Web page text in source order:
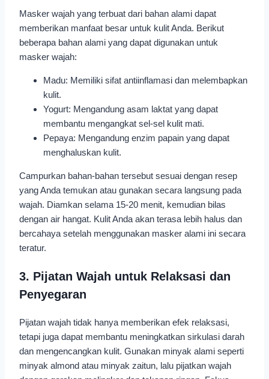
Masker wajah yang terbuat dari bahan alami dapat
memberikan manfaat besar untuk kulit Anda. Berikut
beberapa bahan alami yang dapat digunakan untuk
masker wajah:
Madu: Memiliki sifat antiinflamasi dan melembapkan
kulit.
Yogurt: Mengandung asam laktat yang dapat
membantu mengangkat sel-sel kulit mati.
Pepaya: Mengandung enzim papain yang dapat
menghaluskan kulit.
Campurkan bahan-bahan tersebut sesuai dengan resep
yang Anda temukan atau gunakan secara langsung pada
wajah. Diamkan selama 15-20 menit, kemudian bilas
dengan air hangat. Kulit Anda akan terasa lebih halus dan
bercahaya setelah menggunakan masker alami ini secara
teratur.
3. Pijatan Wajah untuk Relaksasi dan
Penyegaran
Pijatan wajah tidak hanya memberikan efek relaksasi,
tetapi juga dapat membantu meningkatkan sirkulasi darah
dan mengencangkan kulit. Gunakan minyak alami seperti
minyak almond atau minyak zaitun, lalu pijatkan wajah